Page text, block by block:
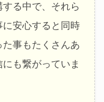
る中で、それら
安心すると同時
事もたくさんあ
も繋がっていま